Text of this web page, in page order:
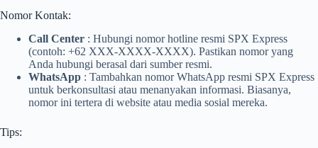
Nomor Kontak:
Call Center : Hubungi nomor hotline resmi SPX Express
(contoh: +62 XXX-XXXX-XXXX). Pastikan nomor yang
Anda hubungi berasal dari sumber resmi.
WhatsApp : Tambahkan nomor WhatsApp resmi SPX Express
untuk berkonsultasi atau menanyakan informasi. Biasanya,
nomor ini tertera di website atau media sosial mereka.
Tips: